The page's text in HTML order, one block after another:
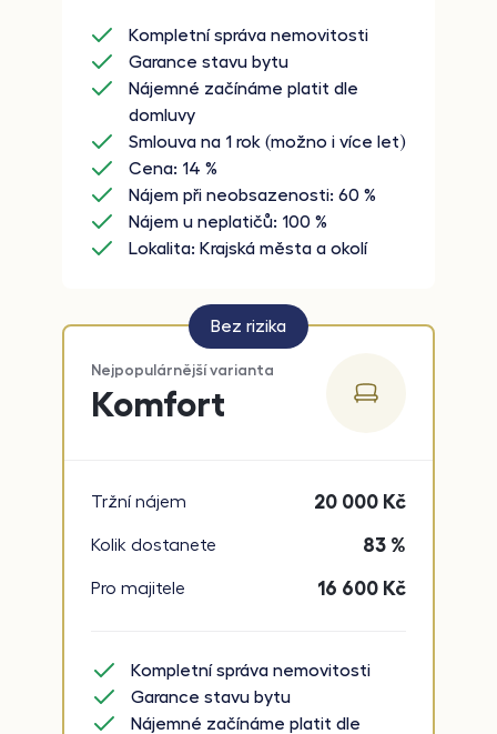
Kompletní správa nemovitosti
Garance stavu bytu
Nájemné začínáme platit dle
domluvy
Smlouva na 1 rok (možno i více let)
Cena: 14 %
Nájem při neobsazenosti: 60 %
Nájem u neplatičů: 100 %
Lokalita: Krajská města a okolí
Bez rizika
Nejpopulárnější varianta
Komfort
Tržní nájem 20 000 Kč
Kolik dostanete 83 %
Pro majitele 16 600 Kč
Kompletní správa nemovitosti
Garance stavu bytu
Nájemné začínáme platit dle